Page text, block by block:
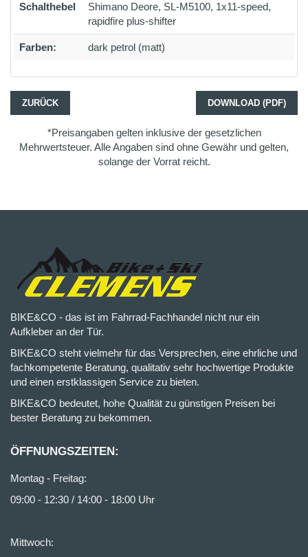
Schalthebel
Shimano Deore, SL-M5100, 1x11-speed,
rapidfire plus-shifter
Farben: dark petrol (matt)
ZURÜCK DOWNLOAD (PDF)
*Preisangaben gelten inklusive der gesetzlichen
Mehrwertsteuer. Alle Angaben sind ohne Gewähr und gelten,
solange der Vorrat reicht.
BIKE&CO - das ist im Fahrrad-Fachhandel nicht nur ein
Aufkleber an der Tür.
BIKE&CO steht vielmehr für das Versprechen, eine ehrliche und
fachkompetente Beratung, qualitativ sehr hochwertige Produkte
und einen erstklassigen Service zu bieten.
BIKE&CO bedeutet, hohe Qualität zu günstigen Preisen bei
bester Beratung zu bekommen.
ÖFFNUNGSZEITEN:
Montag - Freitag:
09:00 - 12:30 / 14:00 - 18:00 Uhr
Mittwoch: